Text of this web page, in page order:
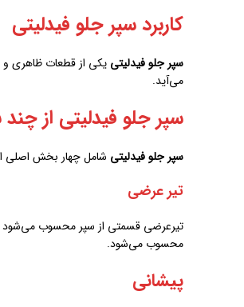
کاربرد سپر جلو فیدلیتی
سپر جلو فیدلیتی یکی از قطعات ظاهری
می‌آید.
سپر جلو فیدلیتی از
سپر جلو فیدلیتی شامل چهار بخش اصلی
تیر عرضی
تیرعرضی قسمتی از سپر محسوب می‌شود
محسوب می‌شود.
پیشانی